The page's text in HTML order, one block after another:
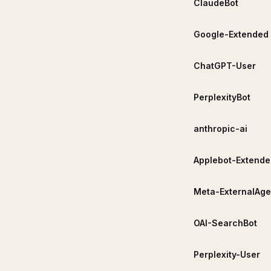
ClaudeBot
Google-Extended
ChatGPT-User
PerplexityBot
anthropic-ai
Applebot-
Meta-
OAI-SearchBot
Perplexity-User